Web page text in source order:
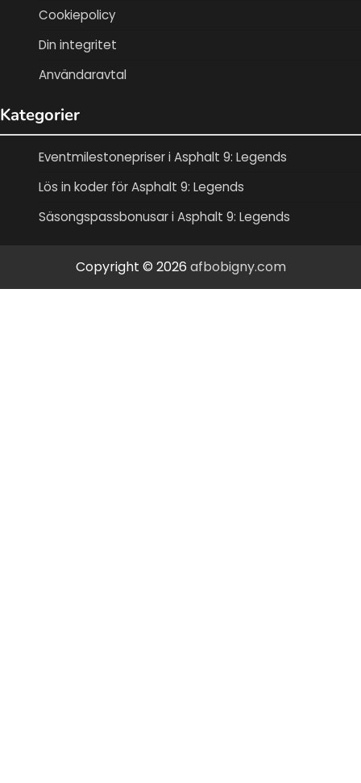
Cookiepolicy
Din integritet
Användaravtal
Kategorier
Eventmilestonepriser i Asphalt 9: Legends
Lös in koder för Asphalt 9: Legends
Säsongspassbonusar i Asphalt 9: Legends
Copyright © 2026 afbobigny.com